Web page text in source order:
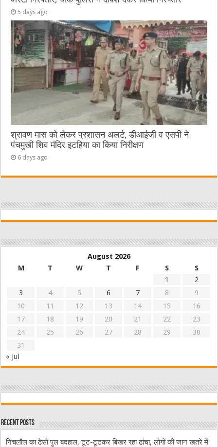
5 days ago
श्रावण मास को लेकर प्रशासन अलर्ट, डीआईजी व एसपी ने
पंचमुखी शिव मंदिर इटहिया का किया निरीक्षण
6 days ago
August 2026
M
T W T F S
S
1
2
3
4 5 6 7 8
9
10
11 12 13 14 15
16
17
18 19 20 21 22
23
24
25 26 27 28 29
30
31
« Jul
Recent Posts
निचलौल का ढेसो पुल बदहाल, टूट-टूटकर बिखर रहा ढांचा, लोगों की जान खतरे में